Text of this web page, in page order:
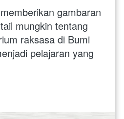
gambaran
mungkin tentang
raksasa di Bumi
pelajaran yang